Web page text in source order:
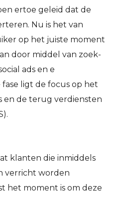
ertoe geleid dat de
Nu is het van
op het juiste moment
door middel van zoek-
ads en e
ligt de focus op het
en de terug verdiensten
klanten die inmiddels
verricht worden
het moment is om deze